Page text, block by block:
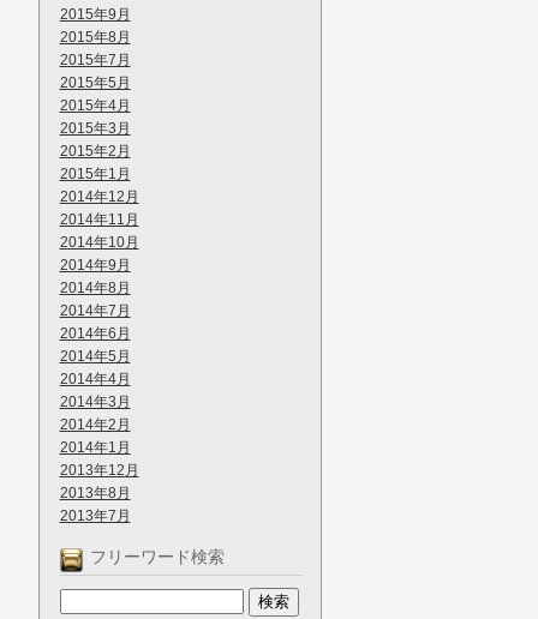
2015年9月
2015年8月
2015年7月
2015年5月
2015年4月
2015年3月
2015年2月
2015年1月
2014年12月
2014年11月
2014年10月
2014年9月
2014年8月
2014年7月
2014年6月
2014年5月
2014年4月
2014年3月
2014年2月
2014年1月
2013年12月
2013年8月
2013年7月
フリーワード検索